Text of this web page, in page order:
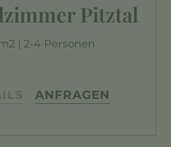
Pitztal
| 2-4 Personen
ANFRAGEN